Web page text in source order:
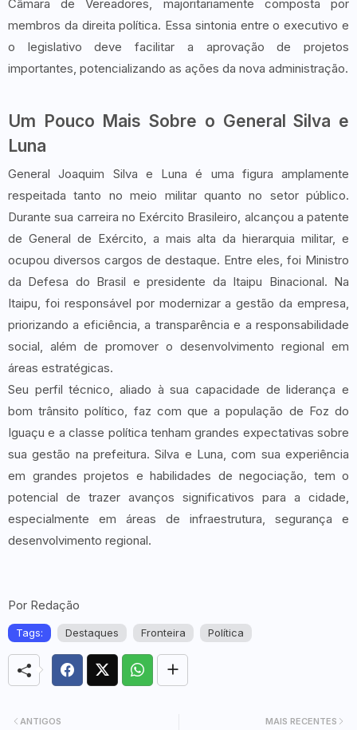
Câmara de Vereadores, majoritariamente composta por
membros da direita política. Essa sintonia entre o executivo e
o legislativo deve facilitar a aprovação de projetos
importantes, potencializando as ações da nova administração.
Um Pouco Mais Sobre o General Silva e
Luna
General Joaquim Silva e Luna é uma figura amplamente
respeitada tanto no meio militar quanto no setor público.
Durante sua carreira no Exército Brasileiro, alcançou a patente
de General de Exército, a mais alta da hierarquia militar, e
ocupou diversos cargos de destaque. Entre eles, foi Ministro
da Defesa do Brasil e presidente da Itaipu Binacional. Na
Itaipu, foi responsável por modernizar a gestão da empresa,
priorizando a eficiência, a transparência e a responsabilidade
social, além de promover o desenvolvimento regional em
áreas estratégicas.
Seu perfil técnico, aliado à sua capacidade de liderança e
bom trânsito político, faz com que a população de Foz do
Iguaçu e a classe política tenham grandes expectativas sobre
sua gestão na prefeitura. Silva e Luna, com sua experiência
em grandes projetos e habilidades de negociação, tem o
potencial de trazer avanços significativos para a cidade,
especialmente em áreas de infraestrutura, segurança e
desenvolvimento regional.
Por Redação
Tags: Destaques Fronteira Política
MAIS RECENTES
ANTIGOS